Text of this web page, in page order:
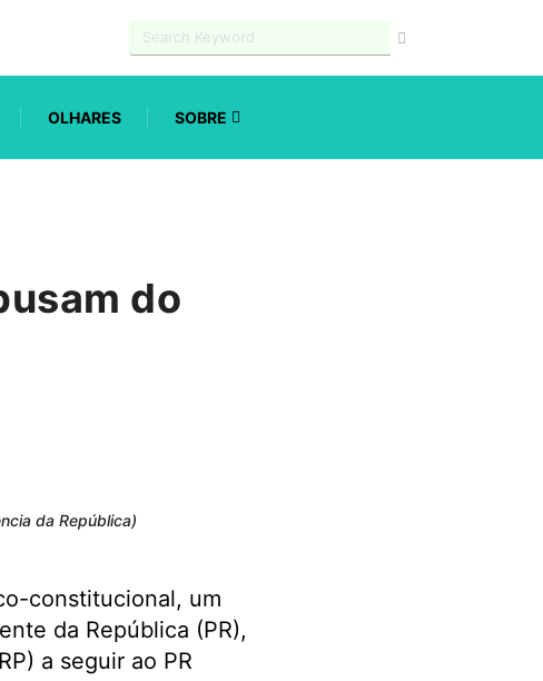
OLHARES SOBRE
do
da República)
constitucional, um
da República (PR),
a seguir ao PR